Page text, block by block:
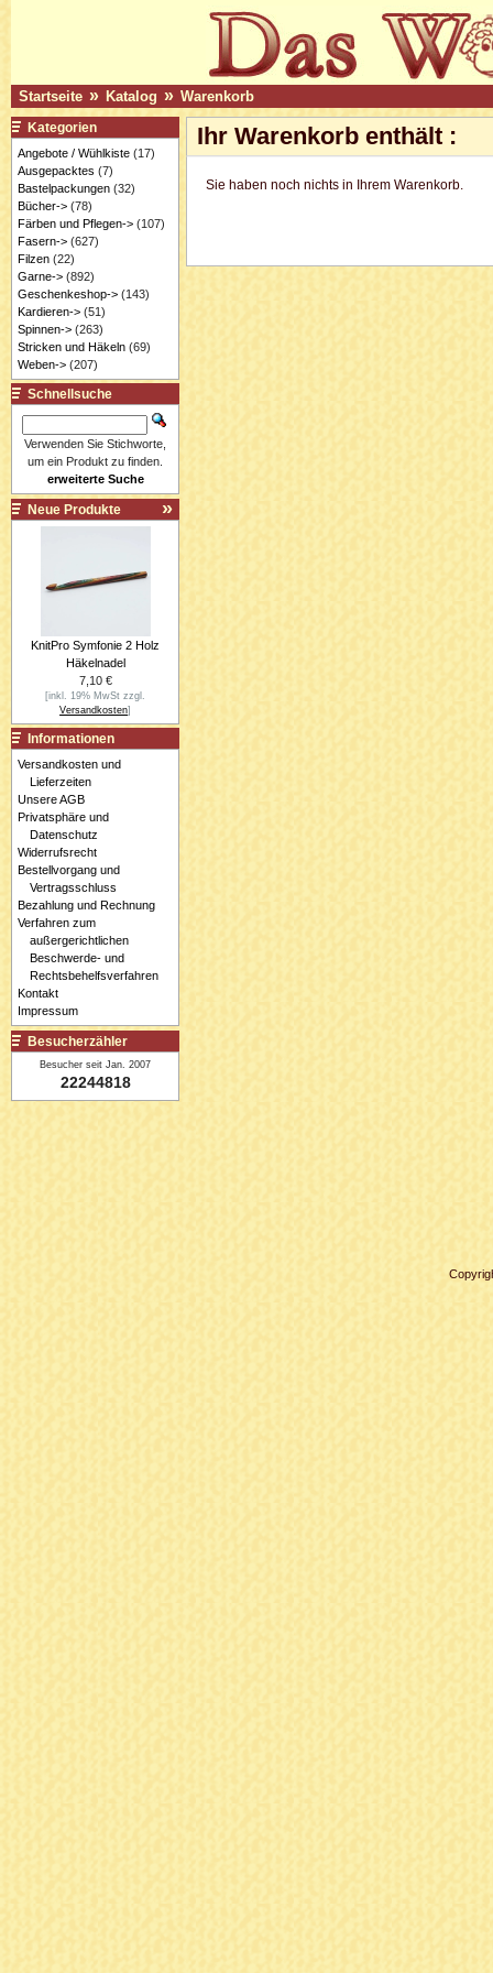
Startseite » Katalog » Warenkorb
Ihr Warenkorb enthält :
Sie haben noch nichts in Ihrem Warenkorb.
Kategorien
Angebote / Wühlkiste(17)
Ausgepacktes (7)
Bastelpackungen(32)
Bücher->(78)
Färben und Pflegen->(107)
Fasern->(627)
Filzen(22)
Garne->(892)
Geschenkeshop->(143)
Kardieren->(51)
Spinnen->(263)
Stricken und Häkeln(69)
Weben->(207)
Schnellsuche
Verwenden Sie Stichworte,
um ein Produkt zu finden.
erweiterte Suche
Neue Produkte
KnitPro Symfonie 2 Holz
Häkelnadel
7,10 €
[inkl. 19% MwSt zzgl.
Versandkosten]
Informationen
Versandkosten und
Lieferzeiten
Unsere AGB
Privatsphäre und
Datenschutz
Widerrufsrecht
Bestellvorgang und
Vertragsschluss
Bezahlung und Rechnung
Verfahren zum
außergerichtlichen
Beschwerde- und
Rechtsbehelfsverfahren
Kontakt
Impressum
Besucherzähler
Besucher seit Jan. 2007
22244818